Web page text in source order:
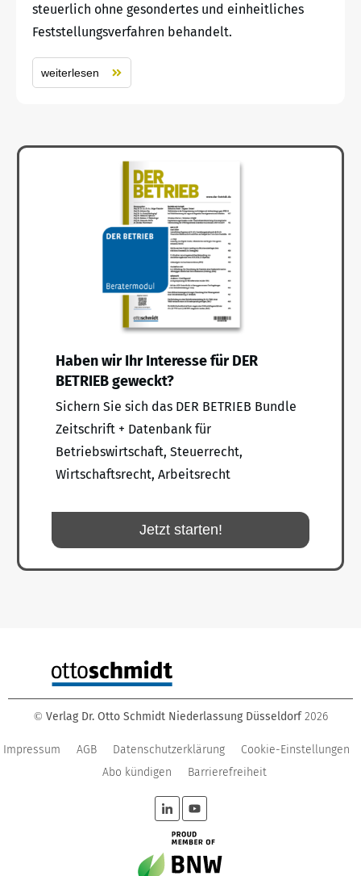
steuerlich ohne gesondertes und einheitliches
Feststellungsverfahren behandelt.
weiterlesen
Haben wir Ihr Interesse für DER
BETRIEB geweckt?
Sichern Sie sich das DER BETRIEB Bundle
Zeitschrift + Datenbank für
Betriebswirtschaft, Steuerrecht,
Wirtschaftsrecht, Arbeitsrecht
Jetzt starten!
© Verlag Dr. Otto Schmidt Niederlassung Düsseldorf 2026
Impressum AGB Datenschutzerklärung
Cookie-Einstellungen
Abo kündigen
Barrierefreiheit